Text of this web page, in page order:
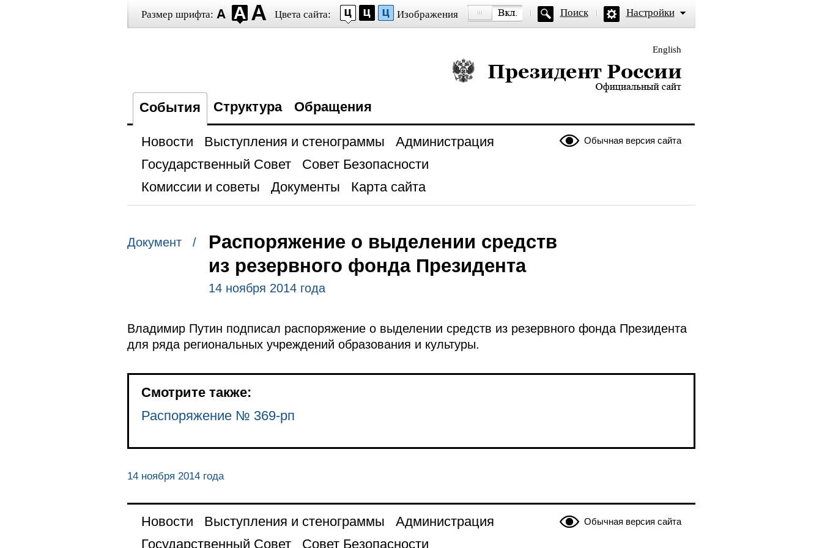
Размер шрифта: Цвета сайта: Изображения Поиск Настройки
English
Президент России — официальный сайт
События Структура Обращения
Обычная версия сайта
Новости Выступления и стенограммы
Администрация
Государственный Совет
Совет Безопасности
Комиссии и советы
Документы Карта сайта
Документ /
Распоряжение о выделении средств
из резервного фонда Президента
14 ноября 2014 года
Владимир Путин подписал распоряжение о выделении средств из резервного фонда Президента
для ряда региональных учреждений образования и культуры.
Смотрите также:
Распоряжение № 369-рп
14 ноября 2014 года
Обычная версия сайта
Новости Выступления и стенограммы
Администрация
Государственный Совет
Совет Безопасности